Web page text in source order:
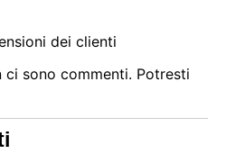
dei clienti
ci sono commenti. Potresti